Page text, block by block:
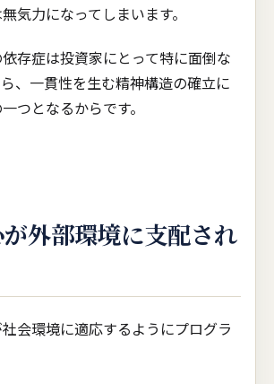
気力になってしまいます。
存症は投資家にとって特に面倒な
、一貫性を生む精神構造の確立に
つとなるからです。
外部環境に支配され
会環境に適応するようにプログラ